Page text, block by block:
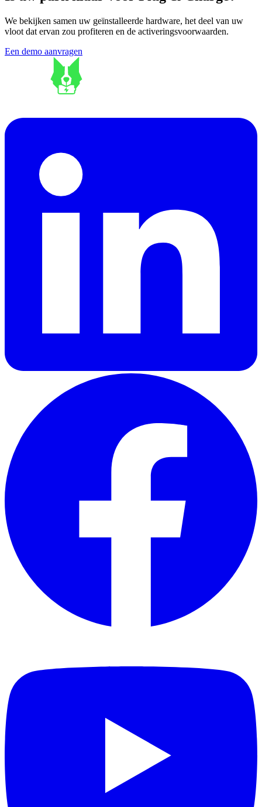
We bekijken samen uw geïnstalleerde hardware, het deel van uw
vloot dat ervan zou profiteren en de activeringsvoorwaarden.
Een demo aanvragen